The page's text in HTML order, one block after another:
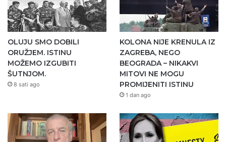
OLUJU SMO DOBILI
ORUŽJEM. ISTINU
MOŽEMO IZGUBITI
ŠUTNJOM.
8 sati ago
KOLONA NIJE KRENULA IZ
ZAGREBA, NEGO
BEOGRADA – NIKAKVI
MITOVI NE MOGU
PROMIJENITI ISTINU
1 dan ago